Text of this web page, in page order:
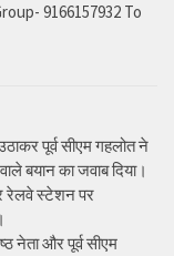
9166157932 To
पूर्व सीएम गहलोत ने
बयान का जवाब दिया।
रेलवे स्टेशन पर
नेता और पूर्व सीएम